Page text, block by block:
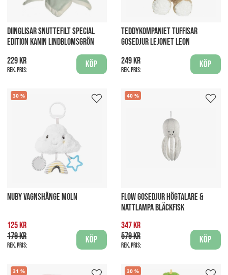
DIINGLISAR SNUTTEFILT SPECIAL
EDITION KANIN LINDBLOMSGRÖN
229 kr
Rek. pris:
Köp
TEDDYKOMPANIET TUFFISAR
GOSEDJUR LEJONET LEON
249 kr
Rek. pris:
Köp
30
NUBY VAGNSHÄNGE MOLN
125 kr
179 kr
Rek. pris:
Köp
40
FLOW GOSEDJUR HÖGTALARE &
NATTLAMPA BLÄCKFISK
347 kr
579 kr
Rek. pris:
Köp
31 30